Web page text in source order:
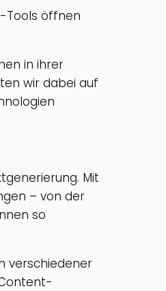
Tools öffnen
in ihrer
wir dabei auf
Mit
– von der
so
verschiedener